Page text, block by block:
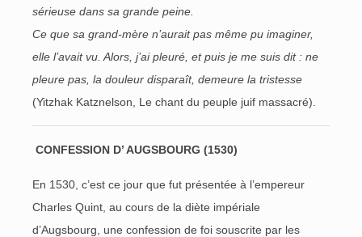
sérieuse dans sa grande peine.
Ce que sa grand-mère n’aurait pas même pu imaginer,
elle l’avait vu. Alors, j’ai pleuré, et puis je me suis dit : ne
pleure pas, la douleur disparaît, demeure la tristesse
(Yitzhak Katznelson, Le chant du peuple juif massacré).
CONFESSION D’ AUGSBOURG (1530)
En 1530, c’est ce jour que fut présentée à l’empereur
Charles Quint, au cours de la diète impériale
d’Augsbourg, une confession de foi souscrite par les